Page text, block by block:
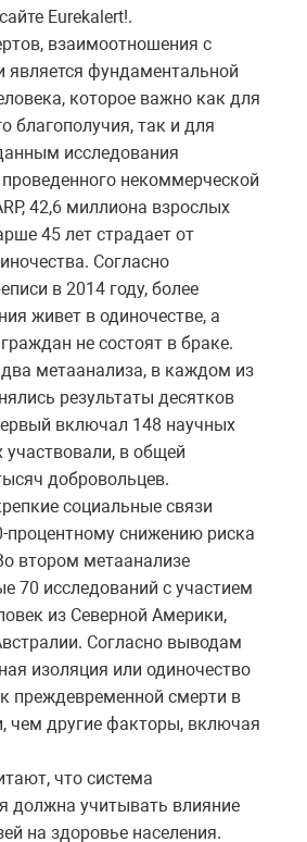
Eurekаlеrt!.
взаимоотношения с
фундаментальной
которое важно как для
благополучия, так и для
исследования
некоммерческой
42,6 миллиона взрослых
45 лет страдает от
Согласно
в 2014 году, более
живет в одиночестве, а
не состоят в браке.
метаанализа, в каждом из
результаты десятков
включал 148 научных
участвовали, в общей
добровольцев.
социальные связи
процентному снижению риска
втором метаанализе
70 исследований с участием
из Северной Америки,
Согласно выводам
изоляция или одиночество
преждевременной смерти в
чем другие факторы, включая
что система
должна учитывать влияние
на здоровье населения.